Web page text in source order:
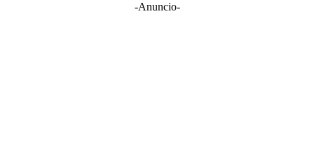
-Anuncio-